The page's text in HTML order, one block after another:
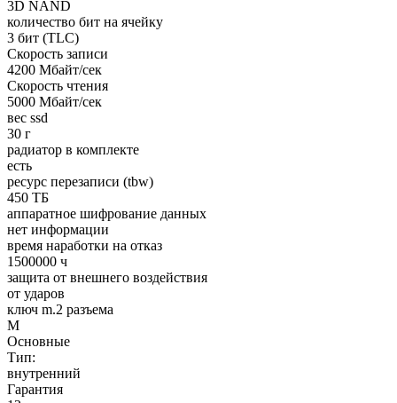
3D NAND
количество бит на ячейку
3 бит (TLC)
Cкорость записи
4200 Мбайт/сек
Cкорость чтения
5000 Мбайт/сек
вес ssd
30 г
радиатор в комплекте
есть
ресурс перезаписи (tbw)
450 ТБ
аппаратное шифрование данных
нет информации
время наработки на отказ
1500000 ч
защита от внешнего воздействия
от ударов
ключ m.2 разъема
M
Основные
Тип:
внутренний
Гарантия